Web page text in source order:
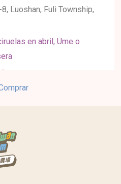
Luoshan, Fuli Township,
en abril, Ume o